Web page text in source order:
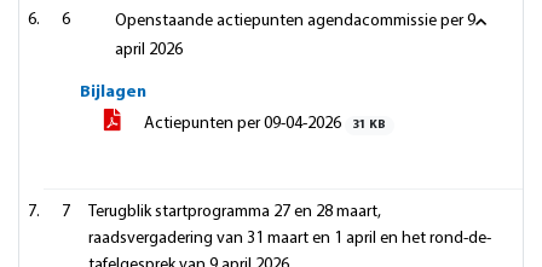
6
Openstaande actiepunten agendacommissie per 9
april 2026
Bijlagen
Actiepunten per 09-04-2026
31 KB
7
Terugblik startprogramma 27 en 28 maart,
raadsvergadering van 31 maart en 1 april en het rond-de-